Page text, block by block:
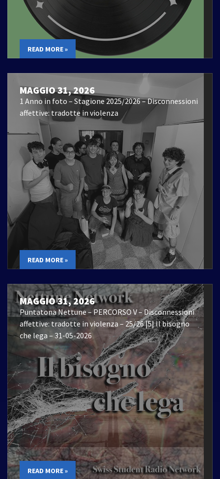
READ MORE »
MAGGIO 31, 2026
1 Anno in foto – Stagione 2025/2026 – Disconnessioni
affettive: tradotte in violenza
READ MORE »
MAGGIO 31, 2026
Puntatona Nettune – PERCORSO V – Disconnessioni
affettive: tradotte in violenza – 25/26 |5| Il bisogno
che lega – 31-05-2026
READ MORE »